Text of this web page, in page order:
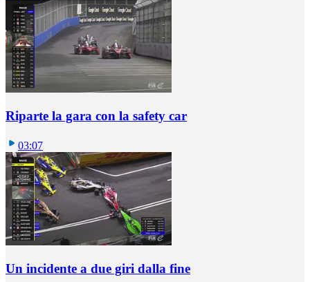
Riparte la gara con la safety car
03:07
Un incidente a due giri dalla fine